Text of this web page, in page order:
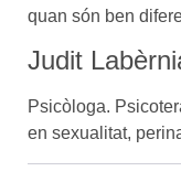
quan són ben
Judit
Psicòloga.
en sexualitat,